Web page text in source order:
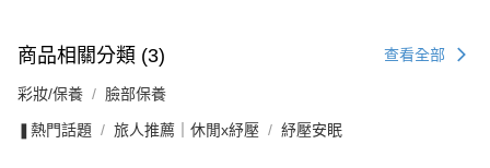
商品相關分類 (3) 查看全部
彩妝/保養 臉部保養
❚熱門話題 旅人推薦｜休閒x紓壓 紓壓安眠